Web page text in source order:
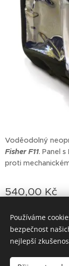
Voděodolný
Fisher F11. Panel
proti
540,00Kč
Používáme
bezpečnost
nejlepší